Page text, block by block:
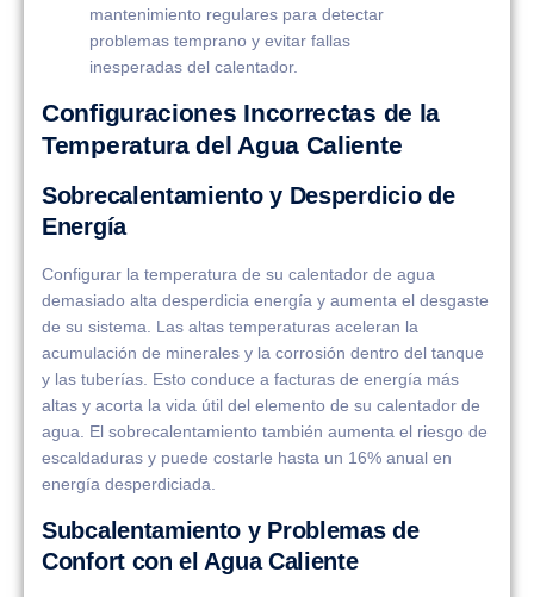
mantenimiento regulares para detectar
problemas temprano y evitar fallas
inesperadas del calentador.
Configuraciones Incorrectas de la
Temperatura del Agua Caliente
Sobrecalentamiento y Desperdicio de
Energía
Configurar la temperatura de su calentador de agua
demasiado alta desperdicia energía y aumenta el desgaste
de su sistema. Las altas temperaturas aceleran la
acumulación de minerales y la corrosión dentro del tanque
y las tuberías. Esto conduce a facturas de energía más
altas y acorta la vida útil del elemento de su calentador de
agua. El sobrecalentamiento también aumenta el riesgo de
escaldaduras y puede costarle hasta un 16% anual en
energía desperdiciada.
Subcalentamiento y Problemas de
Confort con el Agua Caliente